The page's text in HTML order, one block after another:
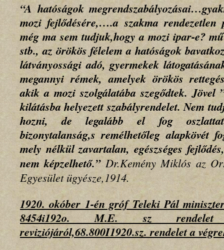
“A hatóságok
mozi fejlődésére,….a szakma rendezetlen
még ma sem tudjuk,hogy a mozi ipar-e?
stb., az örökös félelem a hatóságok
látványossági adó, gyermekek
megannyi rémek, amelyek örökös
akik a mozi szolgálatába szegődtek. Jövel
kilátásba helyezett szabályrendelet. Nem
hozni, de legalább el fog
bizonytalanság,s remélhetőleg alapkövét
mely nélkül zavartalan, egészséges
nem képzelhető.”Dr.Kemény Miklós az
Egyesület ügyésze,1914.
1920. okóber 1-én gróf Teleki Pál
8454i192o. M.E. sz rendelet
reviziójáról,68.800I1920.sz. rendelet a